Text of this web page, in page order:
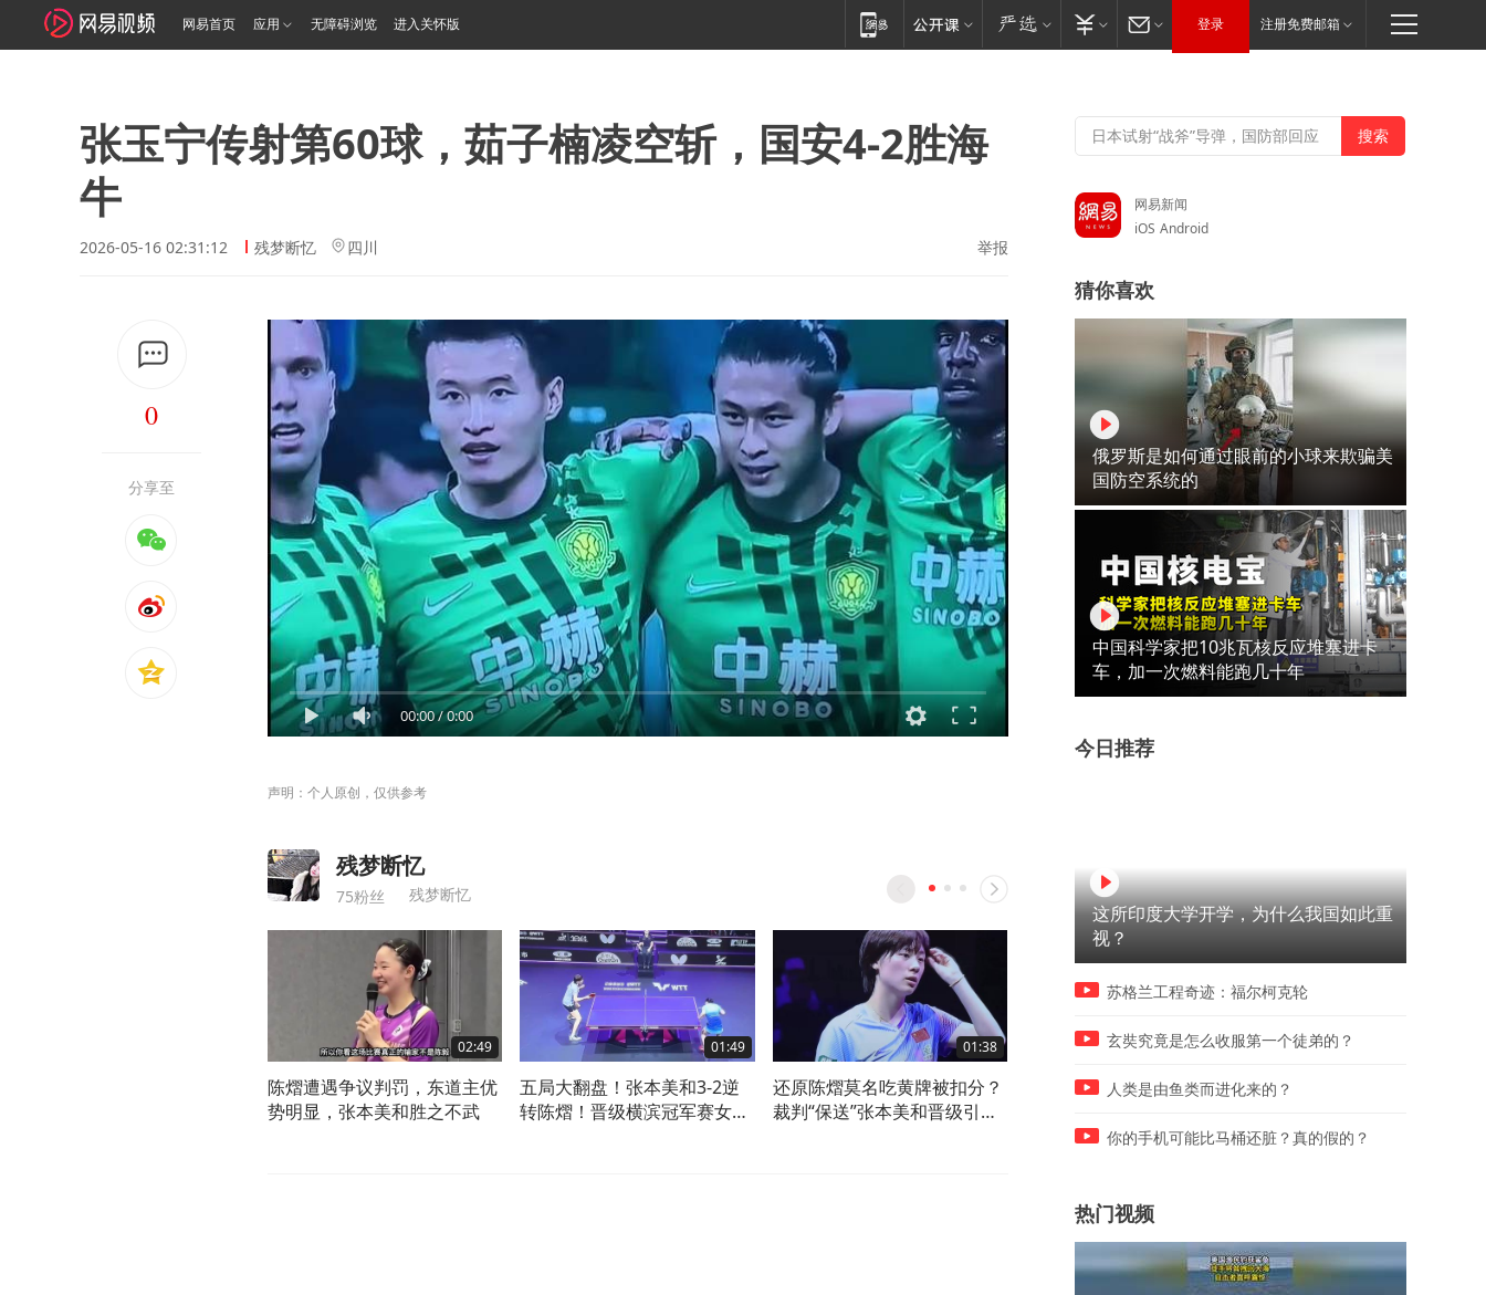
网易首页 应用 无障碍浏览 进入关怀版 登录 注册免费邮箱
张玉宁传射第60球，茹子楠凌空斩，国安4-2胜海
牛
2026-05-16 02:31:12 残梦断忆 四川 举报
0
分享至
00:00/0:00
声明：个人原创，仅供参考
残梦断忆
75粉丝 残梦断忆
02:49
陈熠遭遇争议判罚，东道主优
势明显，张本美和胜之不武
01:49
五局大翻盘！张本美和3-2逆
转陈熠！晋级横滨冠军赛女单
01:38
还原陈熠莫名吃黄牌被扣分？
裁判“保送”张本美和晋级引争
01:26
陈幸同连轰2局11-2晋级8强！
向鹏回应战张本智和争夺横
势晋级
网易新闻
iOS Android
猜你喜欢
俄罗斯是如何通过眼前的小球来欺骗美
国防空系统的
中国科学家把10兆瓦核反应堆塞进卡
车，加一次燃料能跑几十年
今日推荐
这所印度大学开学，为什么我国如此重
视？
苏格兰工程奇迹：福尔柯克轮
玄奘究竟是怎么收服第一个徒弟的？
人类是由鱼类而进化来的？
你的手机可能比马桶还脏？真的假的？
热门视频